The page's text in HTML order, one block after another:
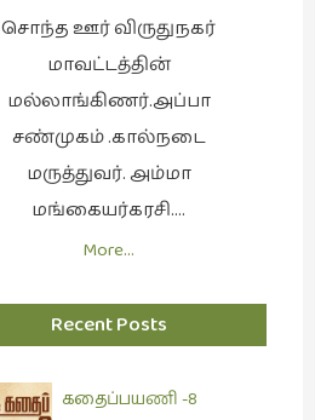
சொந்த ஊர் விருதுநகர்
மாவட்டத்தின்
மல்லாங்கிணர்.அப்பா
சண்முகம் .கால்நடை
மருத்துவர். அம்மா
மங்கையர்கரசி….
More…
Recent Posts
கதைப்பயணி -8